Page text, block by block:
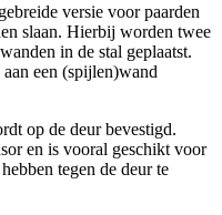
versie voor paarden
slaan. Hierbij worden twee
in de stal geplaatst.
een (spijlen)wand
op de deur bevestigd.
en is vooral geschikt voor
tegen de deur te